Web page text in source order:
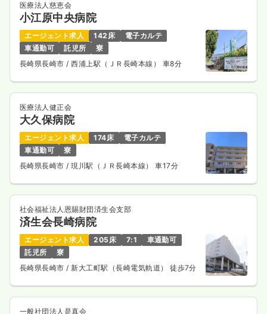
医療法人慈恵会
小江原中央病院
エージェント求人 142床
電子カルテ
車通勤可
託児所
寮
長崎県長崎市 / 西浦上駅（ＪＲ長崎本線） 車8分
医療法人健正会
大久保病院
エージェント求人 174床
電子カルテ
車通勤可
寮
長崎県長崎市 / 現川駅（ＪＲ長崎本線） 車17分
社会福祉法人恩賜財団済生会支部
済生会長崎病院
エージェント求人 205床 7:1
車通勤可
託児所
寮
長崎県長崎市 / 新大工町駅（長崎電気軌道） 徒歩7分
一般社団法人是真会